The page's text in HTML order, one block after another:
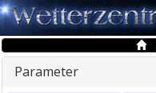
Parameter